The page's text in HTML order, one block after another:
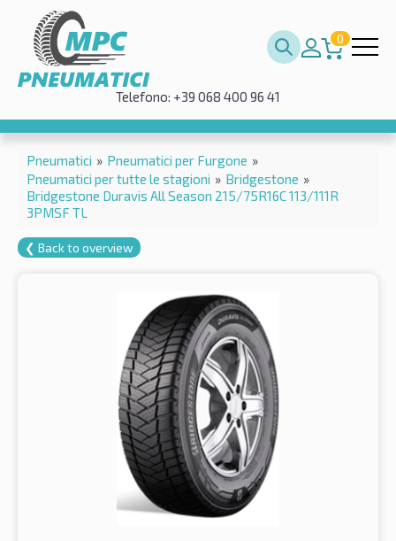
0
Telefono: +39 068 400 96 41
Pneumatici » Pneumatici per Furgone »
Pneumatici per tutte le stagioni » Bridgestone »
Bridgestone Duravis All Season 215/75R16C 113/111R
3PMSF TL
❮ Back to overview